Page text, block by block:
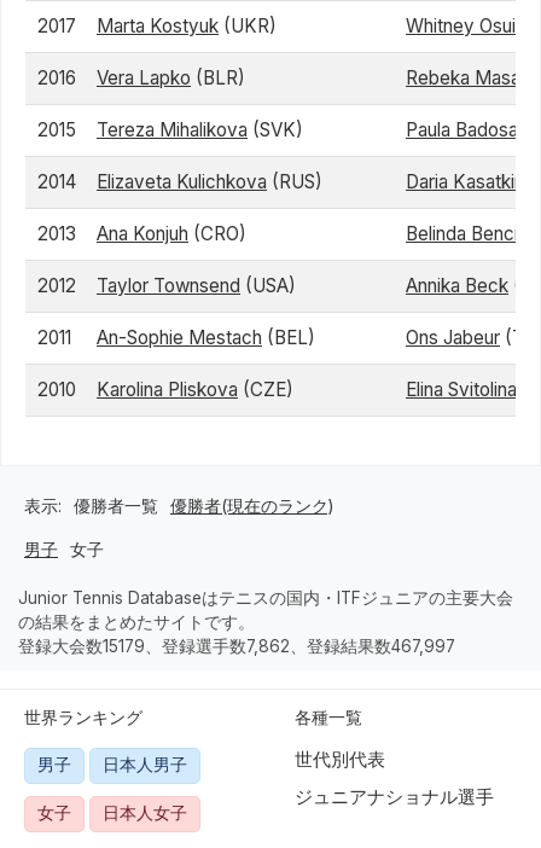
2017 Marta Kostyuk (UKR) Whitney
2016 Vera Lapko (BLR) Rebeka
2015 Tereza Mihalikova (SVK) Paula Badosa
2014 Elizaveta Kulichkova (RUS) Daria Kasatkina
2013 Ana Konjuh (CRO) Belinda Bencic
2012 Taylor Townsend (USA) Annika Beck
2011 An-Sophie Mestach (BEL) Ons Jabeur
2010 Karolina Pliskova (CZE) Elina Svitolina
表示: 優勝者一覧 優勝者(現在のランク)
男子 女子
Junior Tennis Databaseはテニスの国内・ITFジュニアの主要大会
の結果をまとめたサイトです。
登録大会数15179、登録選手数7,862、登録結果数467,997
世界ランキング
男子 日本人男子
女子 日本人女子
各種一覧
世代別代表
ジュニアナショナル選手